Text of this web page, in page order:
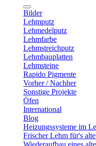
Bilder
Lehmputz
Lehmedelputz
Lehmfarbe
Lehmstreichputz
Lehmbauplatten
Lehmsteine
Rapido Pigmente
Vorher / Nachher
Sonstige Projekte
Öfen
International
Blog
Heizungssysteme im
Frischer Lehm für's
Wiederaufbau eines